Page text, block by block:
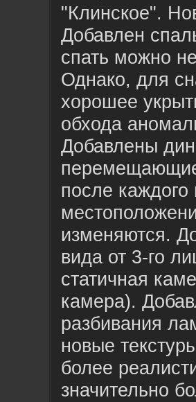
"Клинское".
Добавлен
спать можно
Однако, для
хорошее
обхода
Добавлены
после
изменяются.
вида от 3-го
статичная
камера).
разбивания
новые
более
значительно